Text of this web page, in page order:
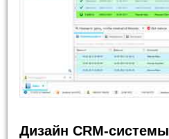
Дизайн CRM-системы